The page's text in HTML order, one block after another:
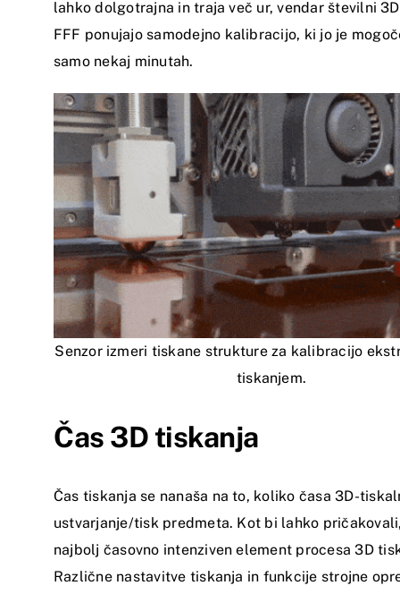
lahko dolgotrajna in traja več ur, vendar številni
FFF ponujajo samodejno kalibracijo, ki jo je
samo nekaj minutah.
Senzor izmeri tiskane strukture za kalibracijo
tiskanjem.
Čas 3D tiskanja
Čas tiskanja se nanaša na to, koliko časa 3D-
ustvarjanje/tisk predmeta. Kot bi lahko
najbolj časovno intenziven element procesa 3D
Različne nastavitve tiskanja in funkcije strojne